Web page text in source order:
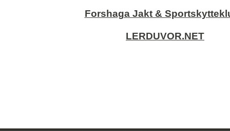
Forshaga Jakt &
LERDUVOR.NET